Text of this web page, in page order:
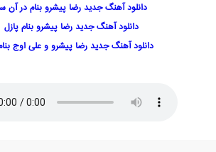
دانلود آهنگ جدید رضا پیشرو بنام در آن
دانلود آهنگ جدید رضا پیشرو بنام پازل
دانلود آهنگ جدید رضا پیشرو و علی اوج